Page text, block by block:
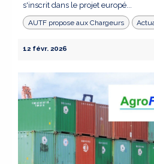
s'inscrit dans le projet europé...
AUTF propose aux Chargeurs
12 févr. 2026